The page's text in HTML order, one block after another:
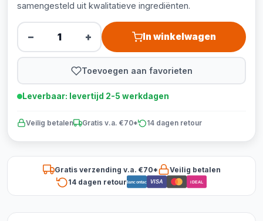
samengesteld uit kwalitatieve ingrediënten.
− + In winkelwagen
Toevoegen aan favorieten
Leverbaar: levertijd 2-5 werkdagen
Veilig betalen Gratis v.a. €70* 14 dagen retour
Gratis verzending v.a. €70*
Veilig betalen
14 dagen retourBancontact VISA iDEAL